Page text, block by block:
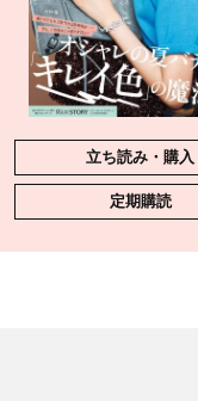
立ち読み・購入
定期購読